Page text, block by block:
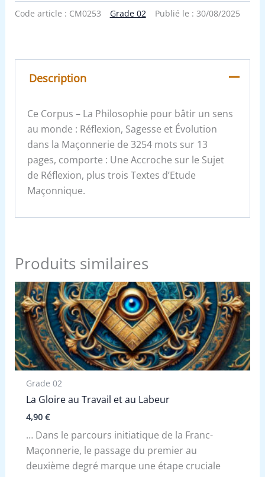
Code article : CM0253 Grade 02 Publié le : 30/08/2025
Description
Ce Corpus – La Philosophie pour bâtir un sens
au monde : Réflexion, Sagesse et Évolution
dans la Maçonnerie de 3254 mots sur 13
pages, comporte : Une Accroche sur le Sujet
de Réflexion, plus trois Textes d’Etude
Maçonnique.
Produits similaires
Grade 02
La Gloire au Travail et au Labeur
4,90 €
… Dans le parcours initiatique de la Franc-
Maçonnerie, le passage du premier au
deuxième degré marque une étape cruciale